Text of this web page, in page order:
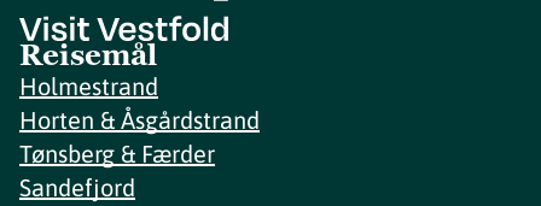
Reisemål
Holmestrand
Horten & Åsgårdstrand
Tønsberg & Færder
Sandefjord